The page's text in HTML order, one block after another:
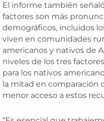
El informe también
factores son más
demográficos, incluidos
viven en comunidades
americanos y nativos de
niveles de los tres
para los nativos
la mitad en comparación
menor acceso a estos